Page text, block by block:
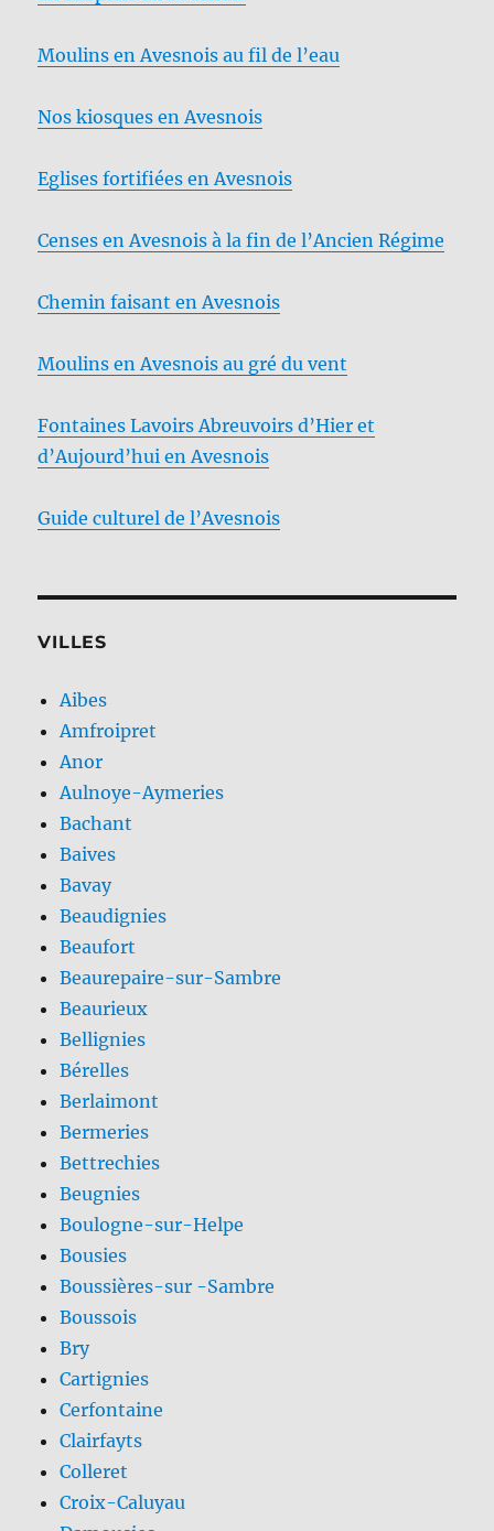
Moulins en Avesnois au fil de l’eau
Nos kiosques en Avesnois
Eglises fortifiées en Avesnois
Censes en Avesnois à la fin de l’Ancien Régime
Chemin faisant en Avesnois
Moulins en Avesnois au gré du vent
Fontaines Lavoirs Abreuvoirs d’Hier et
d’Aujourd’hui en Avesnois
Guide culturel de l’Avesnois
VILLES
Aibes
Amfroipret
Anor
Aulnoye-Aymeries
Bachant
Baives
Bavay
Beaudignies
Beaufort
Beaurepaire-sur-Sambre
Beaurieux
Bellignies
Bérelles
Berlaimont
Bermeries
Bettrechies
Beugnies
Boulogne-sur-Helpe
Bousies
Boussières-sur -Sambre
Boussois
Bry
Cartignies
Cerfontaine
Clairfayts
Colleret
Croix-Caluyau